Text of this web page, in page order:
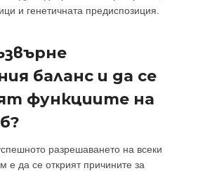
и генетичната предиспозиция.
баланс и да се
функциите на
разрешаването на всеки
е да се открият причините за